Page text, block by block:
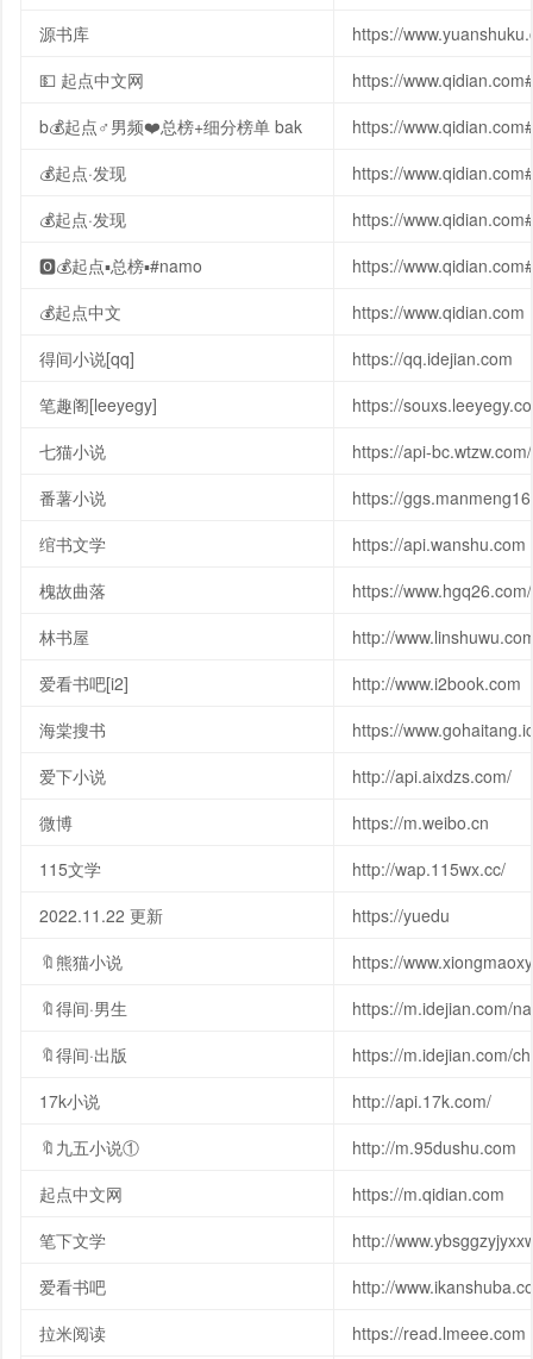
源书库
https://
💵 起点中文网
https://
b💰起点♂男频❤️总榜+细分榜单 bak
https://
💰起点·发现
https://
💰起点·发现
https://
🅾💰起点▪总榜▪#namo
https://
💰起点中文
https://www.qidian.com
得间小说[qq]
https://qq.idejian.com
笔趣阁[leeyegy]
https://
七猫小说
https://api-bc.wtzw.com/
番薯小说
https://
绾书文学
https://api.wanshu.com
槐故曲落
https://www.hgq26.com/
林书屋
http://
爱看书吧[i2]
http://www.i2book.com
海棠搜书
https://
爱下小说
http://api.aixdzs.com/
微博
https://m.weibo.cn
115文学
http://wap.115wx.cc/
2022.11.22 更新
https://yuedu
🔖熊猫小说
https://
🔖得间·男生
https://m.idejian.com/
🔖得间·出版
https://m.idejian.com/
17k小说
http://api.17k.com/
🔖九五小说①
http://m.95dushu.com
起点中文网
https://m.qidian.com
笔下文学
http://
爱看书吧
http://
拉米阅读
https://read.lmeee.com